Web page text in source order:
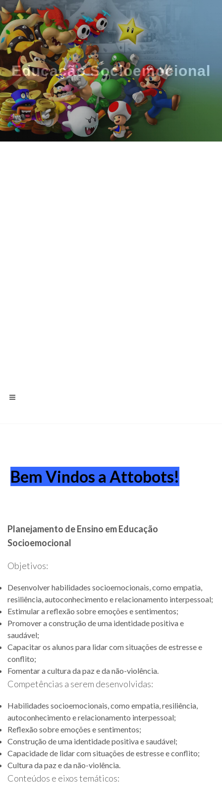
Educação Socioemocional
Bem Vindos a Attobots!
Planejamento de Ensino em Educação
Socioemocional
Objetivos:
Desenvolver habilidades socioemocionais, como empatia,
resiliência, autoconhecimento e relacionamento interpessoal;
Estimular a reflexão sobre emoções e sentimentos;
Promover a construção de uma identidade positiva e
saudável;
Capacitar os alunos para lidar com situações de estresse e
conflito;
Fomentar a cultura da paz e da não-violência.
Competências a serem desenvolvidas:
Habilidades socioemocionais, como empatia, resiliência,
autoconhecimento e relacionamento interpessoal;
Reflexão sobre emoções e sentimentos;
Construção de uma identidade positiva e saudável;
Capacidade de lidar com situações de estresse e conflito;
Cultura da paz e da não-violência.
Conteúdos e eixos temáticos: